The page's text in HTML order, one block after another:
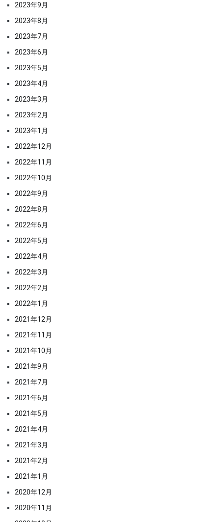
2023年9月
2023年8月
2023年7月
2023年6月
2023年5月
2023年4月
2023年3月
2023年2月
2023年1月
2022年12月
2022年11月
2022年10月
2022年9月
2022年8月
2022年6月
2022年5月
2022年4月
2022年3月
2022年2月
2022年1月
2021年12月
2021年11月
2021年10月
2021年9月
2021年7月
2021年6月
2021年5月
2021年4月
2021年3月
2021年2月
2021年1月
2020年12月
2020年11月